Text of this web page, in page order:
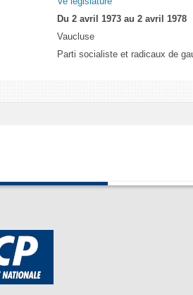
Du 2 avril 1973 au 2 avril 1978
Vaucluse
Parti socialiste et radicaux de